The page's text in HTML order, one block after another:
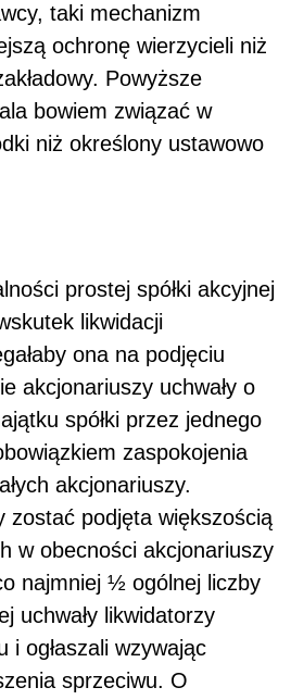
taki mechanizm
ochronę wierzycieli niż
Powyższe
bowiem związać w
niż określony ustawowo
prostej spółki akcyjnej
likwidacji
ona na podjęciu
akcjonariuszy uchwały o
spółki przez jednego
zaspokojenia
akcjonariuszy.
zostać podjęta większością
w obecności akcjonariuszy
najmniej ½ ogólnej liczby
uchwały likwidatorzy
i ogłaszali wzywając
sprzeciwu. O